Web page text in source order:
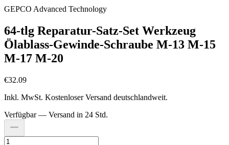
GEPCO Advanced Technology
64-tlg Reparatur-Satz-Set Werkzeug
Ölablass-Gewinde-Schraube M-13 M-15
M-17 M-20
€32.09
Inkl. MwSt. Kostenloser Versand deutschlandweit.
Verfügbar — Versand in 24 Std.